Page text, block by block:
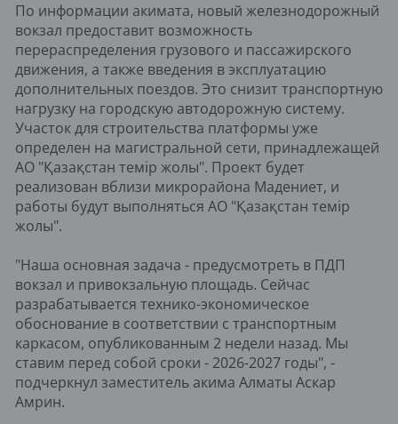
По информации акимата, новый железнодорожный
вокзал предоставит возможность
перераспределения грузового и пассажирского
движения, а также введения в эксплуатацию
дополнительных поездов. Это снизит транспортную
нагрузку на городскую автодорожную систему.
Участок для строительства платформы уже
определен на магистральной сети, принадлежащей
АО "Қазақстан темiр жолы". Проект будет
реализован вблизи микрорайона Мадениет, и
работы будут выполняться АО "Қазақстан темiр
жолы".
"Наша основная задача - предусмотреть в ПДП
вокзал и привокзальную площадь. Сейчас
разрабатывается технико-экономическое
обоснование в соответствии с транспортным
каркасом, опубликованным 2 недели назад. Мы
ставим перед собой сроки - 2026-2027 годы", -
подчеркнул заместитель акима Алматы Аскар
Амрин.